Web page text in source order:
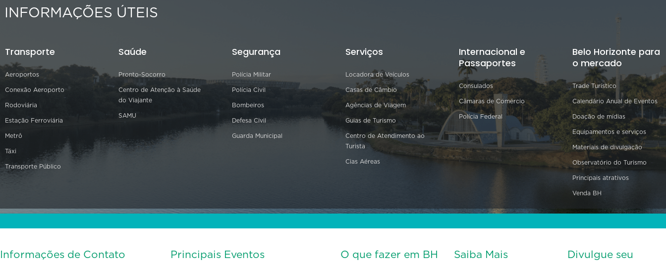
INFORMAÇÕES ÚTEIS
Transporte
Aeroportos
Conexão Aeroporto
Rodoviária
Estação Ferroviária
Metrô
Táxi
Transporte Público
Saúde
Pronto-Socorro
Centro de Atenção à Saúde
do Viajante
SAMU
Segurança
Polícia Militar
Polícia Civil
Bombeiros
Defesa Civil
Guarda Municipal
Serviços
Locadora de Veículos
Casas de Câmbio
Agências de Viagem
Guias de Turismo
Centro de Atendimento ao
Turista
Cias Aéreas
Internacional e
Passaportes
Consulados
Câmaras de Comércio
Polícia Federal
Belo Horizonte para
o mercado
Trade Turístico
Calendário Anual de Eventos
Doação de mídias
Equipamentos e serviços
Materiais de divulgação
Observatório do Turismo
Principais atrativos
Venda BH
Informações de Contato Principais Eventos O que fazer em BH Saiba Mais
Divulgue seu